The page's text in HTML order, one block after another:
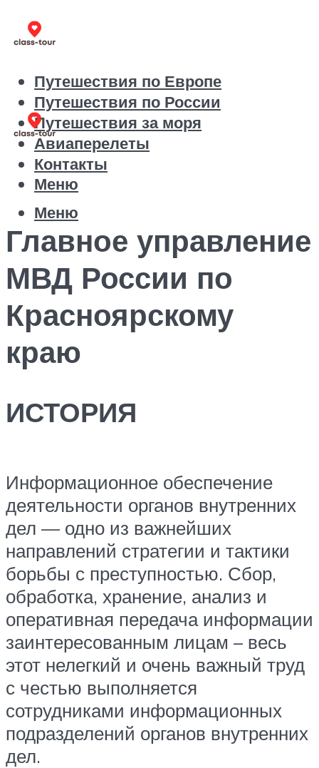
Путешествия по Европе
Путешествия по России
Путешествия за моря
Авиаперелеты
Контакты
Меню
Меню
Главное управление
МВД России по
Красноярскому
краю
ИСТОРИЯ
Информационное обеспечение
деятельности органов внутренних
дел — одно из важнейших
направлений стратегии и тактики
борьбы с преступностью. Сбор,
обработка, хранение, анализ и
оперативная передача информации
заинтересованным лицам – весь
этот нелегкий и очень важный труд
с честью выполняется
сотрудниками информационных
подразделений органов внутренних
дел.